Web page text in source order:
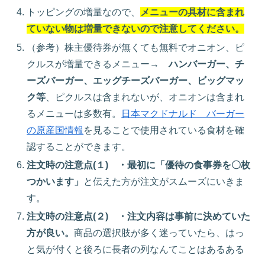
トッピングの増量なので、
メニューの具材に含まれ
ていない物は増量できないので注意してください。
（参考）株主優待券が無くても無料でオニオン、ピ
クルスが増量できるメニュー→ハンバーガー、チ
ーズバーガー、エッグチーズバーガー、ビッグマッ
ク等 、ピクルスは含まれないが、オニオンは含まれ
るメニューは多数有。
日本マクドナルド バーガー
の原産国情報 を見ることで使用されている食材を確
認することができます。
注文時の注意点(１)
・最初に「優待の食事券を〇枚
つかいます」
と伝えた方が注文がスムーズにいきま
す。
注文時の注意点(２)
・注文内容は事前に決めていた
方が良い。商品の選択肢が多く迷っていたら、はっ
と気が付くと後ろに長者の列なんてことはあるある